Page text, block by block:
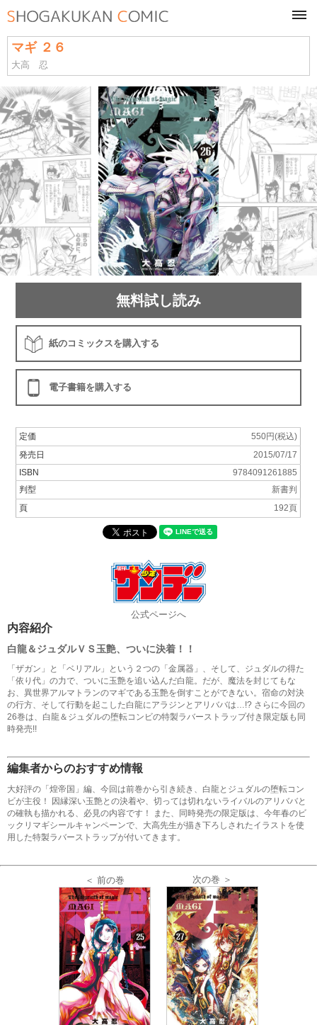
マギ ２６
大高 忍
無料試し読み
紙のコミックスを購入する
電子書籍を購入する
定価
550円(税込)
発売日
2015/07/17
ISBN
9784091261885
判型
新書判
頁
192頁
公式ページへ
内容紹介
白龍＆ジュダルＶＳ玉艶、ついに決着！！
「ザガン」と「ベリアル」という２つの「金属器」、そして、ジュダルの得た
「依り代」の力で、ついに玉艶を追い込んだ白龍。だが、魔法を封じてもな
お、異世界アルマトランのマギである玉艶を倒すことができない。宿命の対決
の行方、そして行動を起こした白龍にアラジンとアリババは…!? さらに今回の
26巻は、白龍＆ジュダルの堕転コンビの特製ラバーストラップ付き限定版も同
時発売!!
編集者からのおすすめ情報
大好評の「煌帝国」編、今回は前巻から引き続き、白龍とジュダルの堕転コン
ビが主役！ 因縁深い玉艶との決着や、切っては切れないライバルのアリババと
の確執も描かれる、必見の内容です！ また、同時発売の限定版は、今年春のビ
ックリマギシールキャンペーンで、大高先生が描き下ろしされたイラストを使
用した特製ラバーストラップが付いてきます。
＜ 前の巻 次の巻 ＞